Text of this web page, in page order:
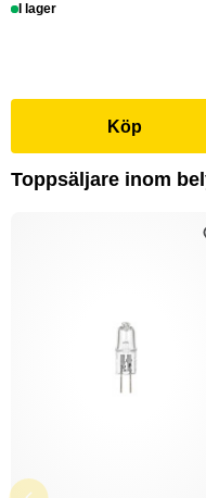
I lager
Köp
Toppsäljare inom